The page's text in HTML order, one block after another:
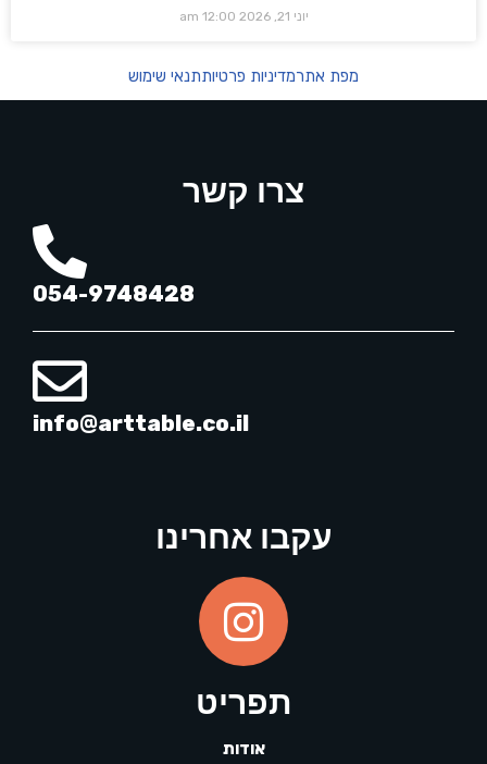
יוני 21, 2026 12:00 am
מפת אתרמדיניות פרטיותתנאי שימוש
צרו קשר
054-9748428
info@arttable.co.il
עקבו אחרינו
תפריט
אודות